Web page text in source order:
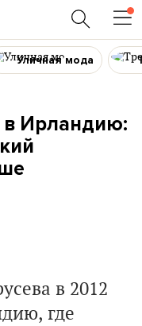
Уличная мода
в Ирландию:
в 2012
где